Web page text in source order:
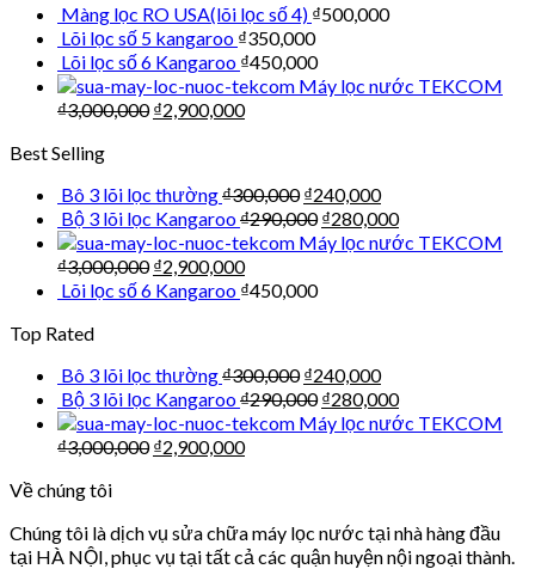
Màng lọc RO USA(lõi lọc số 4) ₫500,000
Lõi lọc số 5 kangaroo ₫350,000
Lõi lọc số 6 Kangaroo ₫450,000
Máy lọc nước TEKCOM
₫3,000,000 ₫2,900,000
Best Selling
Bô 3 lõi lọc thường₫300,000 ₫240,000
Bộ 3 lõi lọc Kangaroo₫290,000 ₫280,000
Máy lọc nước TEKCOM
₫3,000,000 ₫2,900,000
Lõi lọc số 6 Kangaroo ₫450,000
Top Rated
Bô 3 lõi lọc thường₫300,000 ₫240,000
Bộ 3 lõi lọc Kangaroo₫290,000 ₫280,000
Máy lọc nước TEKCOM
₫3,000,000 ₫2,900,000
Về chúng tôi
Chúng tôi là dịch vụ sửa chữa máy lọc nước tại nhà hàng đầu
tại HÀ NỘI, phục vụ tại tất cả các quận huyện nội ngoại thành.